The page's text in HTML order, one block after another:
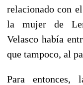
relacionado con
la mujer de
Velasco había
que tampoco, al
Para entonces,